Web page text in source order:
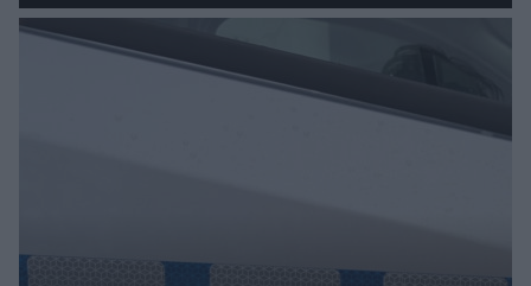
przywłaszczenie 470 000 zł